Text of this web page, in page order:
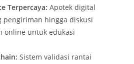
Terpercaya: Apotek digital
pengiriman hingga diskusi
online untuk edukasi
Sistem validasi rantai